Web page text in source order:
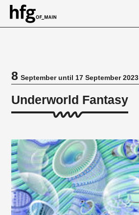
8September until 17 September 2023
Underworld Fantasy